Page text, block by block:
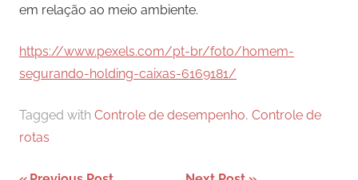
em relação ao meio ambiente.
https://www.pexels.com/pt-br/foto/homem-
segurando-holding-caixas-6169181/
Tagged with Controle de desempenho, Controle de
rotas